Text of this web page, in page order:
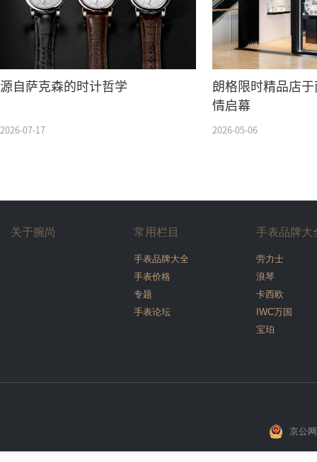
源自萨克森的时计哲学
2026-07-17
朗格限时精品店
情启幕
2026-05-06
关于腕尚 常用栏目
手表品牌大全
手表价格
专题
手表论坛
手表品牌大
劳力士
浪琴
卡西欧
IWC万国
宝珀
京公